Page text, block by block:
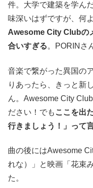
件。大学で建築を学ん
味深いはずですが、何
Awesome City Clubの
合いすぎる。PORINさ
音楽で繋がった異国の
りあったら、きっと新
ん。Awesome City
ださい！でも ここを出
行きましょう！」って
曲の後にはAwesome
れな）」と映画「花束
た。